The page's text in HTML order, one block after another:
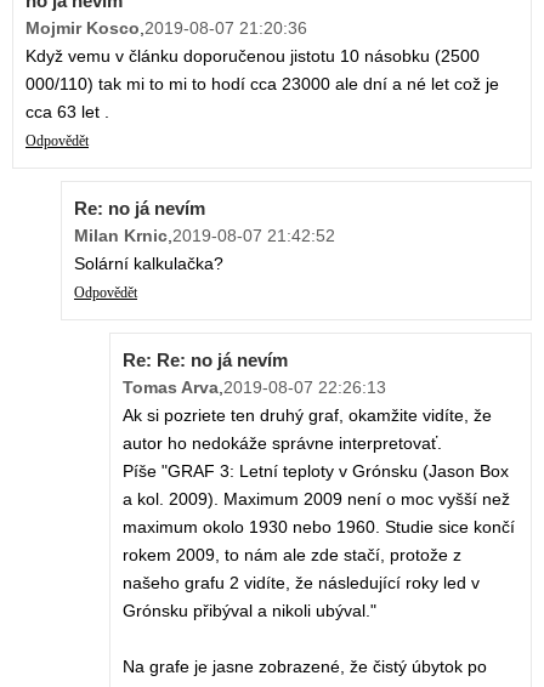
Mojmir Kosco,2019-08-07 21:20:36
Když vemu v článku doporučenou jistotu 10 násobku (2500
000/110) tak mi to mi to hodí cca 23000 ale dní a né let což je
cca 63 let .
Odpovědět
Re: no já nevím
Milan Krnic,2019-08-07 21:42:52
Solární kalkulačka?
Odpovědět
Re: Re: no já nevím
Tomas Arva,2019-08-07 22:26:13
Ak si pozriete ten druhý graf, okamžite vidíte, že
autor ho nedokáže správne interpretovať.
Píše "GRAF 3: Letní teploty v Grónsku (Jason Box
a kol. 2009). Maximum 2009 není o moc vyšší než
maximum okolo 1930 nebo 1960. Studie sice končí
rokem 2009, to nám ale zde stačí, protože z
našeho grafu 2 vidíte, že následující roky led v
Grónsku přibýval a nikoli ubýval."
Na grafe je jasne zobrazené, že čistý úbytok po